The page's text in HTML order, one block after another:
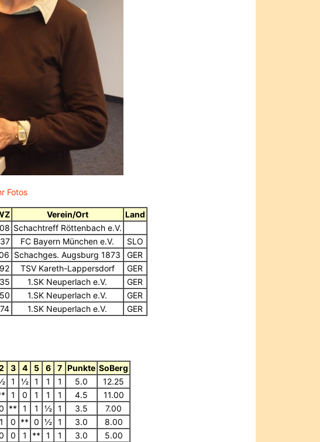
Fotos
Verein/Ort
Land
Schachtreff Röttenbach e.V.
FC Bayern München e.V.
SLO
Schachges. Augsburg 1873
GER
TSV Kareth-Lappersdorf
GER
1.SK Neuperlach e.V.
GER
1.SK Neuperlach e.V.
GER
1.SK Neuperlach e.V. GER
3 4 5 6 7 Punkte SoBerg
1 ½ 1 1 1 5.0
12.25
1 0 1 1 1 4.5
11.00
** 1 1 ½ 1 3.5
7.00
1 0 ** 0 ½ 1 3.0
8.00
0 1 ** 1 1 3.0 5.00